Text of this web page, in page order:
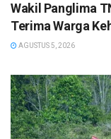
Wakil Panglima
Terima Warga
AGUSTUS 5, 2026